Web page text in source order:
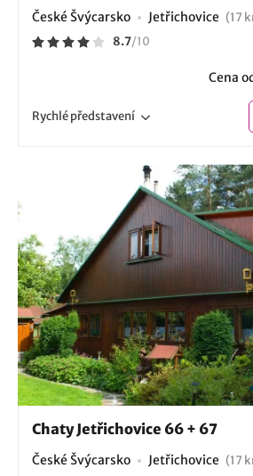
České Švýcarsko Jetřichovice (17
8.7/10
Cena
Rychlépředstavení
Chaty Jetřichovice 66 + 67
České Švýcarsko Jetřichovice (17